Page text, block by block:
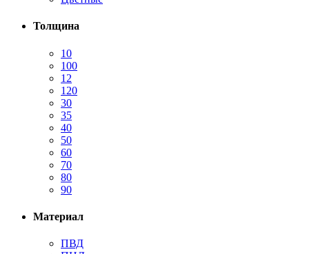
Толщина
10
100
12
120
30
35
40
50
60
70
80
90
Материал
ПВД